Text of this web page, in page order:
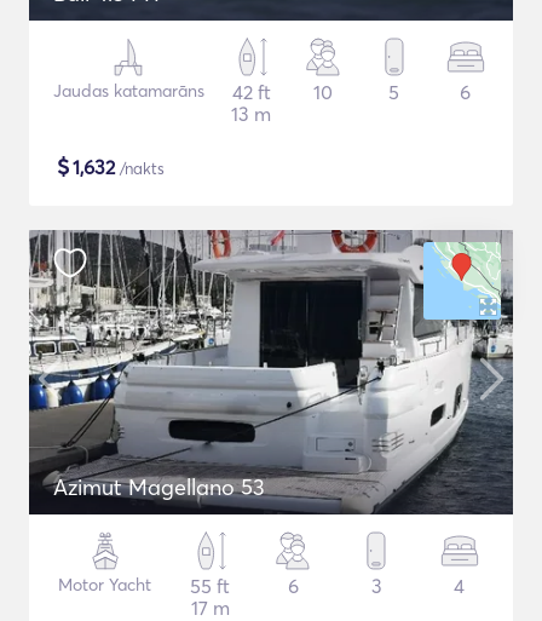
Jaudas katamarāns
42 ft
13 m
10 5 6
$1,632/nakts
Azimut Magellano 53
Motor Yacht
55 ft
17 m
6 3 4